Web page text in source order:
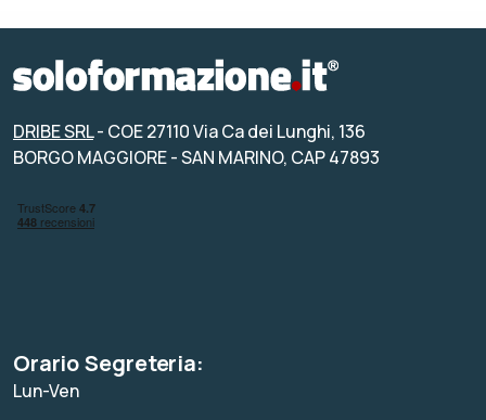
DRIBE SRL- COE 27110 Via Ca dei Lunghi, 136
BORGO MAGGIORE - SAN MARINO, CAP 47893
Orario Segreteria:
Lun-Ven